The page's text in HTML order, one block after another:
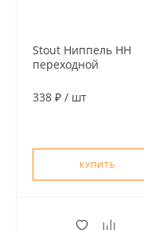
Stout Ниппель НН
переходной
3/4"
338 ₽ / шт
КУПИТЬ